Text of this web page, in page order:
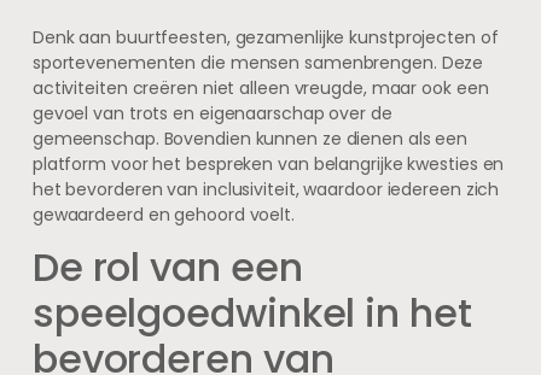
Denk aan buurtfeesten, gezamenlijke kunstprojecten of
sportevenementen die mensen samenbrengen. Deze
activiteiten creëren niet alleen vreugde, maar ook een
gevoel van trots en eigenaarschap over de
gemeenschap. Bovendien kunnen ze dienen als een
platform voor het bespreken van belangrijke kwesties en
het bevorderen van inclusiviteit, waardoor iedereen zich
gewaardeerd en gehoord voelt.
De rol van een
speelgoedwinkel in het
bevorderen van